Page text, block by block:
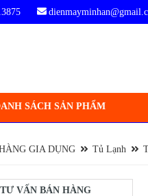
SÁCH SẢN PHẨM
GIA DỤNG Tủ Lạnh
TƯ VẤN BÁN HÀNG